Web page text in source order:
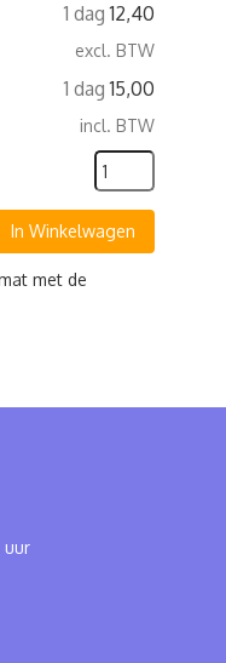
1 dag 12,40
excl. BTW
1 dag 15,00
incl. BTW
In Winkelwagen
met de
uur